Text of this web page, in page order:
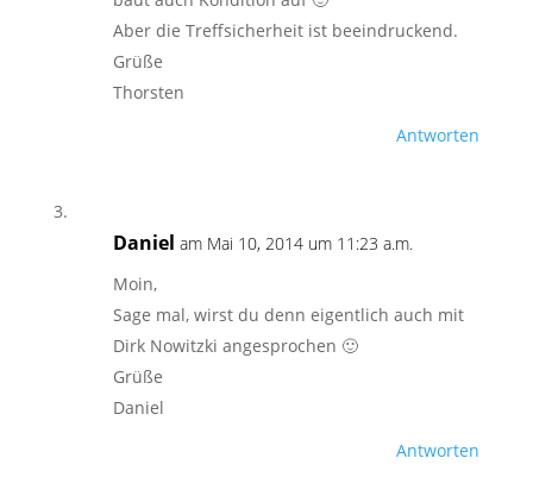
Aber die Treffsicherheit ist beeindruckend.
Grüße
Thorsten
Antworten
Daniel am Mai 10, 2014 um 11:23 a.m.
Moin,
Sage mal, wirst du denn eigentlich auch mit
Dirk Nowitzki angesprochen 🙂
Grüße
Daniel
Antworten